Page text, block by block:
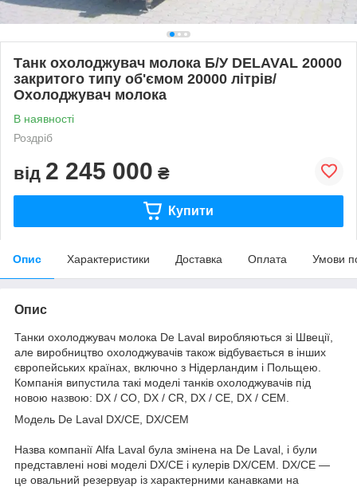
Танк охолоджувач молока Б/У DELAVAL 20000
закритого типу об'ємом 20000 літрів/
Охолоджувач молока
В наявності
Роздріб
від 2 245 000 ₴
Купити
Опис Характеристики Доставка Оплата Умови
Опис
Танки охолоджувач молока De Laval виробляються зі Швеції,
але виробництво охолоджувачів також відбувається в інших
європейських країнах, включно з Нідерландим і Польщею.
Компанія випустила такі моделі танків охолоджувачів під
новою назвою: DX / CO, DX / CR, DX / CE, DX / CEM.
Модель De Laval DX/CE, DX/CEM
Назва компанії Alfa Laval була змінена на De Laval, і були
представлені нові моделі DX/CE і кулерів DX/CEM. DX/CE —
це овальний резервуар із характерними канавками на